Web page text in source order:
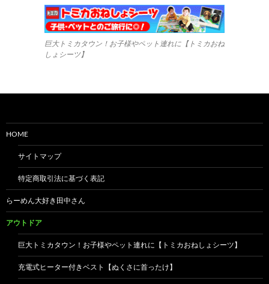
巨大トミカタウン！お子様やペット連れに【トミカおね
しょシーツ】
HOME
サイトマップ
特定商取引法に基づく表記
らーめん大好き田中さん
アウトドア
巨大トミカタウン！お子様やペット連れに【トミカおねしょシーツ】
充電式ヒーター付きベスト【ぬくさに首ったけ】